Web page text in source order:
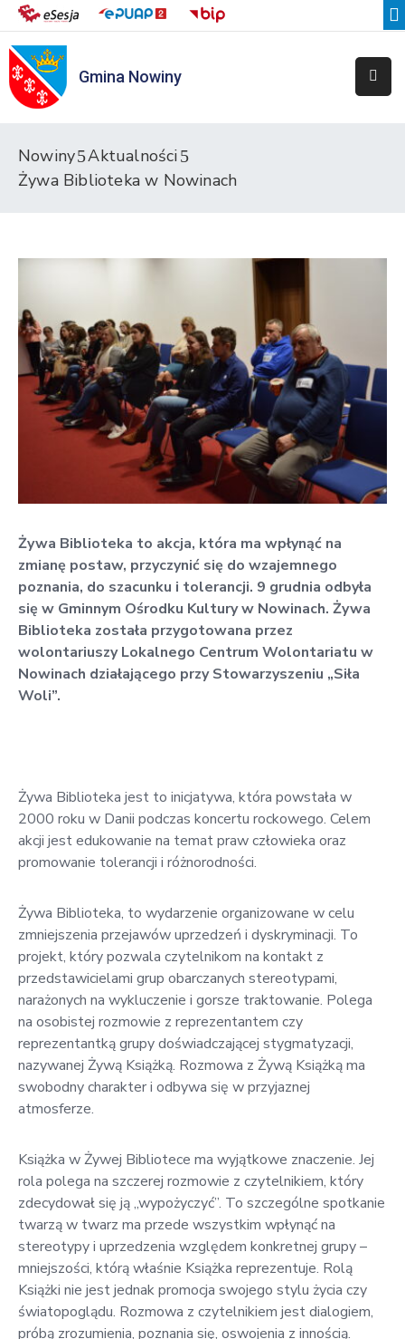
Gmina Nowiny
Liceum
Sportowe
Samorządowe
w
Nowinach
Zespół
Placówek
Integracyjnych
Placówek
w
Bolechowicach
Nowiny
Aktualności
Żywa Biblioteka w Nowinach
Żywa Biblioteka to akcja, która ma wpłynąć na
zmianę postaw, przyczynić się do wzajemnego
poznania, do szacunku i tolerancji. 9 grudnia odbyła
się w Gminnym Ośrodku Kultury w Nowinach. Żywa
Biblioteka została przygotowana przez
wolontariuszy Lokalnego Centrum Wolontariatu w
Nowinach działającego przy Stowarzyszeniu „Siła
Woli”.
Żywa Biblioteka jest to inicjatywa, która powstała w
2000 roku w Danii podczas koncertu rockowego. Celem
akcji jest edukowanie na temat praw człowieka oraz
promowanie tolerancji i różnorodności.
Żywa Biblioteka, to wydarzenie organizowane w celu
zmniejszenia przejawów uprzedzeń i dyskryminacji. To
projekt, który pozwala czytelnikom na kontakt z
przedstawicielami grup obarczanych stereotypami,
narażonych na wykluczenie i gorsze traktowanie. Polega
na osobistej rozmowie z reprezentantem czy
reprezentantką grupy doświadczającej stygmatyzacji,
nazywanej Żywą Książką. Rozmowa z Żywą Książką ma
swobodny charakter i odbywa się w przyjaznej
atmosferze.
Książka w Żywej Bibliotece ma wyjątkowe znaczenie. Jej
rola polega na szczerej rozmowie z czytelnikiem, który
zdecydował się ją „wypożyczyć”. To szczególne spotkanie
twarzą w twarz ma przede wszystkim wpłynąć na
stereotypy i uprzedzenia względem konkretnej grupy –
mniejszości, którą właśnie Książka reprezentuje. Rolą
Książki nie jest jednak promocja swojego stylu życia czy
światopoglądu. Rozmowa z czytelnikiem jest dialogiem,
próbą zrozumienia, poznania się, oswojenia z innością.